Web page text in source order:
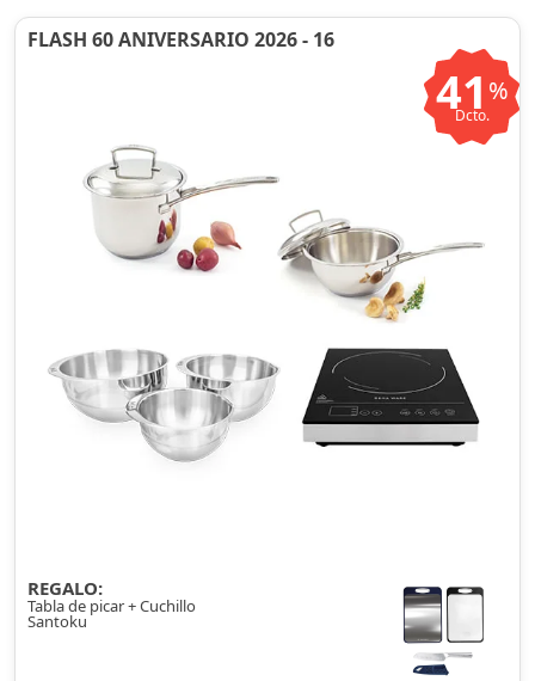
FLASH 60 ANIVERSARIO 2026 - 16
41 %
Dcto.
REGALO:
Tabla de picar + Cuchillo
Santoku